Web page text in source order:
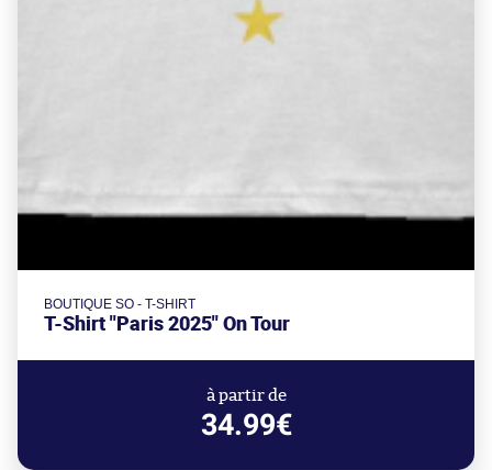
BOUTIQUE SO - T-SHIRT
T-Shirt "Paris 2025" On Tour
à partir de
34.99€